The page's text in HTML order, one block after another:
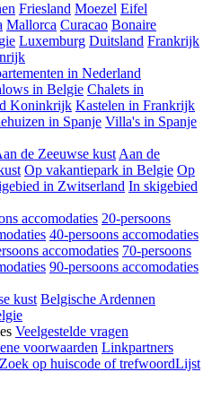
Friesland Moezel Eifel
Mallorca Curacao Bonaire
Luxemburg Duitsland Frankrijk
in Nederland
in Belgie Chalets in
Koninkrijk Kastelen in Frankrijk
in Spanje Villa's in Spanje
de Zeeuwse kustAan de
Op vakantiepark in Belgie Op
in Zwitserland In skigebied
accomodaties 20-persoons
40-persoons accomodaties
accomodaties 70-persoons
90-persoons accomodaties
kust Belgische Ardennen
Veelgestelde vragen
voorwaarden Linkpartners
Zoek op huiscode of trefwoordLijst